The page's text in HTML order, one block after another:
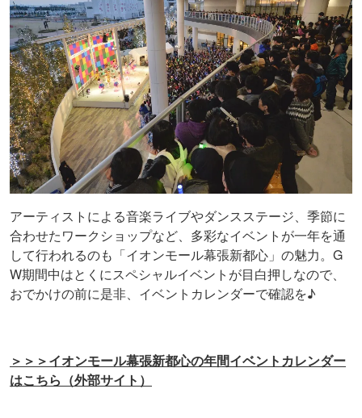
アーティストによる音楽ライブやダンスステージ、季節に
合わせたワークショップなど、多彩なイベントが一年を通
して行われるのも「イオンモール幕張新都心」の魅力。G
W期間中はとくにスペシャルイベントが目白押しなので、
おでかけの前に是非、イベントカレンダーで確認を♪
＞＞＞イオンモール幕張新都心の年間イベントカレンダー
はこちら（外部サイト）